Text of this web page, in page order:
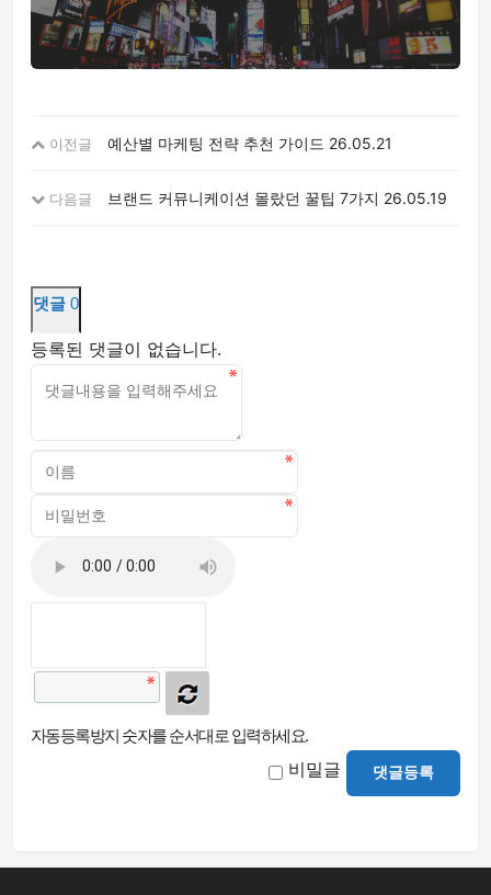
이전글 예산별 마케팅 전략 추천 가이드 26.05.21
다음글 브랜드 커뮤니케이션 몰랐던 꿀팁 7가지 26.05.19
댓글 0
등록된 댓글이 없습니다.
자동등록방지 숫자를 순서대로 입력하세요.
비밀글 댓글등록